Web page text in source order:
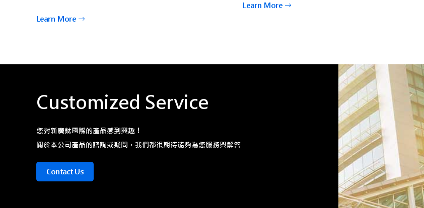
Learn More
Learn More
Customized Service
您對新廣鈦國際的產品感到興趣！
關於本公司產品的諮詢或疑問，我們都很期待能夠為您服務與解答
Contact Us